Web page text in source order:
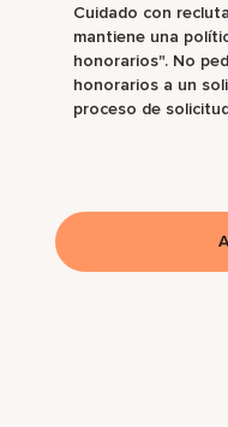
Cuidado con
mantiene una
honorarios". No
honorarios a un
proceso de